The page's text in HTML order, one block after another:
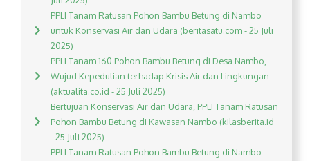
PPLI Tanam Ratusan Pohon Bambu Betung di Nambo
untuk Konservasi Air dan Udara (beritasatu.com - 25 Juli
2025)
PPLI Tanam 160 Pohon Bambu Betung di Desa Nambo,
Wujud Kepedulian terhadap Krisis Air dan Lingkungan
(aktualita.co.id - 25 Juli 2025)
Bertujuan Konservasi Air dan Udara, PPLI Tanam Ratusan
Pohon Bambu Betung di Kawasan Nambo (kilasberita.id
- 25 Juli 2025)
PPLI Tanam Ratusan Pohon Bambu Betung di Nambo